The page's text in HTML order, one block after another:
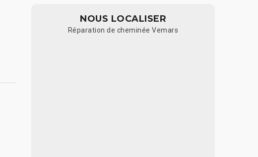
NOUS LOCALISER
Réparation de cheminée Vemars